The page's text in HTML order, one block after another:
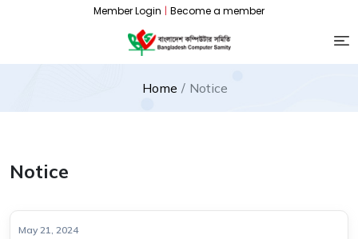
Member Login | Become a member
Home Notice
Notice
May 21, 2024